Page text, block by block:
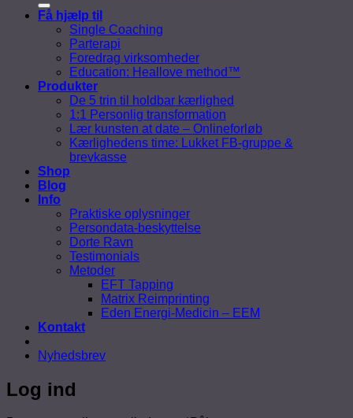
Få hjælp til
Single Coaching
Parterapi
Foredrag virksomheder
Education: Heallove method™
Produkter
De 5 trin til holdbar kærlighed
1:1 Personlig transformation
Lær kunsten at date – Onlineforløb
Kærlighedens time: Lukket FB-gruppe &
brevkasse
Shop
Blog
Info
Praktiske oplysninger
Persondata-beskyttelse
Dorte Ravn
Testimonials
Metoder
EFT Tapping
Matrix Reimprinting
Eden Energi-Medicin – EEM
Kontakt
Nyhedsbrev
Log ind